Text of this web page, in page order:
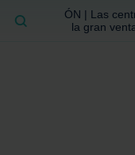
ÓN | Las
la gran
BUSCAR